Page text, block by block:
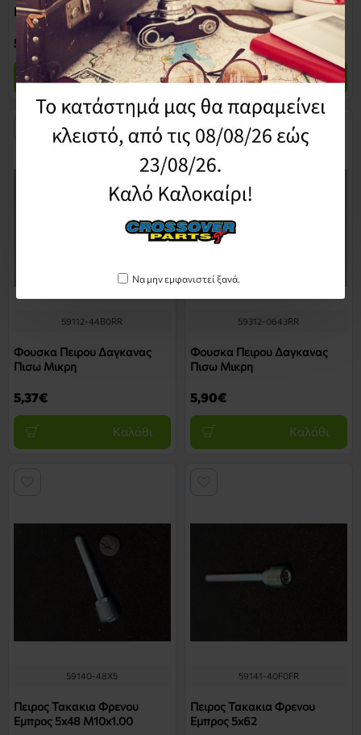
Να μην εμφανιστεί ξανά.
Πισω Μικρη
5,37€
Καλάθι
Πισω Μικρη
5,74€
Καλάθι
59112-44B0RR
Φουσκα Πειρου Δαγκανας
Πισω Μικρη
5,37€
Καλάθι
59312-0643RR
Φουσκα Πειρου Δαγκανας
Πισω Μικρη
5,90€
Καλάθι
59140-48X5
Πειρος Τακακια Φρενου
Εμπρος 5x48 M10x1.00
59141-40F0FR
Πειρος Τακακια Φρενου
Εμπρος 5x62